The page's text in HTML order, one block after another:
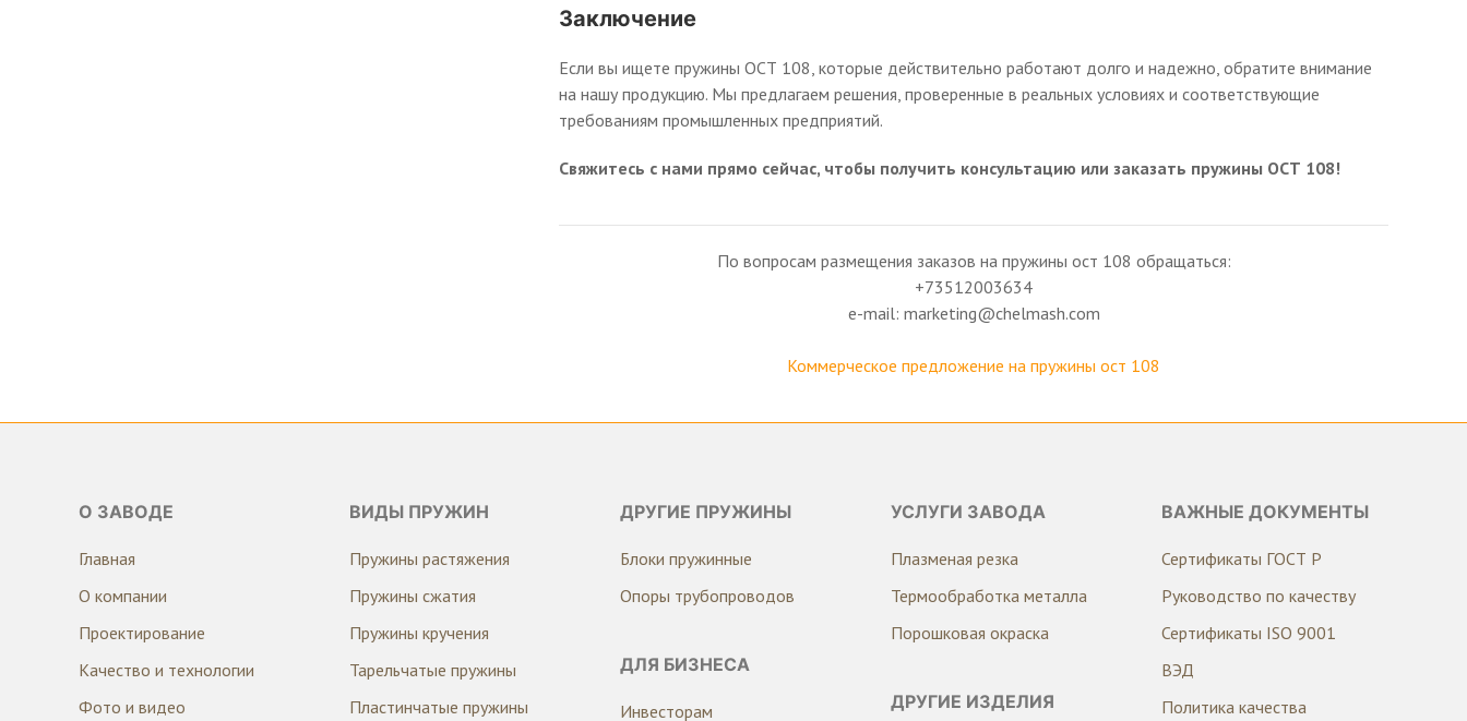
Заключение
Если вы ищете пружины ОСТ 108, которые действительно работают долго и надежно, обратите внимание
на нашу продукцию. Мы предлагаем решения, проверенные в реальных условиях и соответствующие
требованиям промышленных предприятий.
Свяжитесь с нами прямо сейчас, чтобы получить консультацию или заказать пружины ОСТ 108!
По вопросам размещения заказов на пружины ост 108 обращаться:
+73512003634
e-mail: marketing@chelmash.com
Коммерческое предложение на пружины ост 108
О ЗАВОДЕ
Главная
О компании
Проектирование
Качество и технологии
Фото и видео
ВИДЫ ПРУЖИН
Пружины растяжения
Пружины сжатия
Пружины кручения
Тарельчатые пружины
Пластинчатые пружины
ДРУГИЕ ПРУЖИНЫ
Блоки пружинные
Опоры трубопроводов
ДЛЯ БИЗНЕСА
Инвесторам
УСЛУГИ ЗАВОДА
Плазменая резка
Термообработка металла
Порошковая окраска
ДРУГИЕ ИЗДЕЛИЯ
ВАЖНЫЕ ДОКУМЕНТЫ
Сертификаты ГОСТ Р
Руководство по качеству
Сертификаты ISO 9001
ВЭД
Политика качества